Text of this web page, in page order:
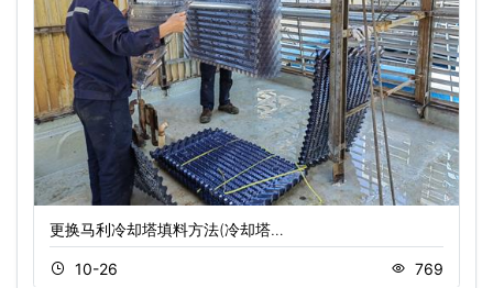
更换马利冷却塔填料方法(冷却塔…
10-26 769